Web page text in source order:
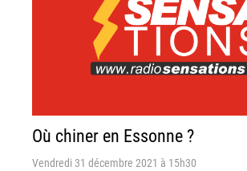
Où chiner en Essonne ?
Vendredi 31 décembre 2021 à 15h30